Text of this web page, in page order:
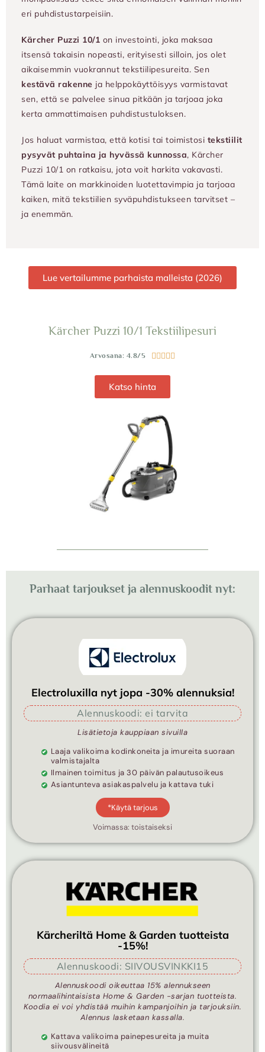
eri puhdistustarpeisiin.
Kärcher Puzzi 10/1 on investointi, joka maksaa
itsensä takaisin nopeasti, erityisesti silloin, jos olet
aikaisemmin vuokrannut tekstiilipesureita. Sen
kestävä rakenne ja helppokäyttöisyys varmistavat
sen, että se palvelee sinua pitkään ja tarjoaa joka
kerta ammattimaisen puhdistustuloksen.
Jos haluat varmistaa, että kotisi tai toimistosi tekstiilit
pysyvät puhtaina ja hyvässä kunnossa, Kärcher
Puzzi 10/1 on ratkaisu, jota voit harkita vakavasti.
Tämä laite on markkinoiden luotettavimpia ja tarjoaa
kaiken, mitä tekstiilien syväpuhdistukseen tarvitset –
ja enemmän.
Lue vertailumme parhaista malleista (2026)
Kärcher Puzzi 10/1 Tekstiilipesuri
Arvosana: 4.8/5     
Katso hinta
Parhaat tarjoukset ja alennuskoodit nyt:
Electroluxilla nyt jopa -30% alennuksia!
Alennuskoodi: ei tarvita
Lisätietoja kauppiaan sivuilla
Laaja valikoima kodinkoneita ja imureita suoraan
valmistajalta
Ilmainen toimitus ja 30 päivän palautusoikeus
Asiantunteva asiakaspalvelu ja kattava tuki
*Käytä tarjous
Voimassa: toistaiseksi
Kärcheriltä Home & Garden tuotteista
-15%!
Alennuskoodi: SIIVOUSVINKKI15
Alennuskoodi oikeuttaa 15% alennukseen
normaalihintaisista Home & Garden -sarjan tuotteista.
Koodia ei voi yhdistää muihin kampanjoihin ja tarjouksiin.
Alennus lasketaan kassalla.
Kattava valikoima painepesureita ja muita
siivousvälineitä